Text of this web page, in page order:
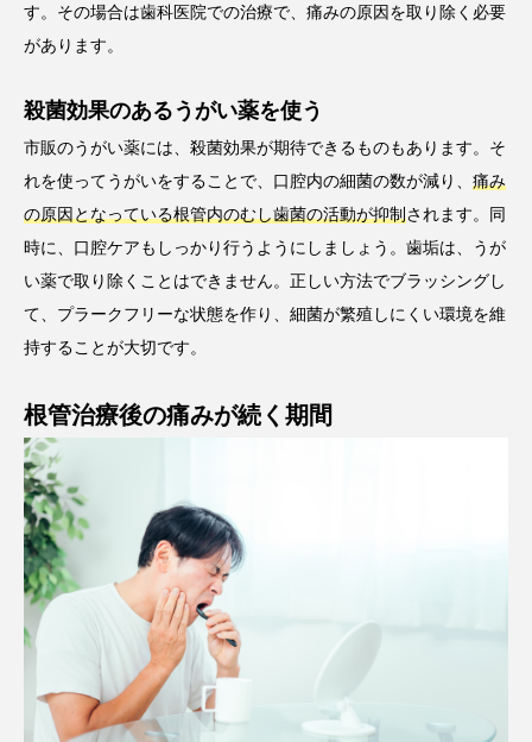
す。その場合は歯科医院での治療で、痛みの原因を取り除く必要
があります。
殺菌効果のあるうがい薬を使う
市販のうがい薬には、殺菌効果が期待できるものもあります。そ
れを使ってうがいをすることで、口腔内の細菌の数が減り、 痛み
の原因となっている根管内のむし歯菌の活動が抑制 されます。同
時に、口腔ケアもしっかり行うようにしましょう。歯垢は、うが
い薬で取り除くことはできません。正しい方法でブラッシングし
て、プラークフリーな状態を作り、細菌が繁殖しにくい環境を維
持することが大切です。
根管治療後の痛みが続く期間